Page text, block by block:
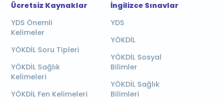
Ücretsiz Kaynaklar
YDS Önemli
Kelimeler
YÖKDİL Soru Tipleri
YÖKDİL Sağlık
Kelimeleri
YÖKDİL Fen Kelimeleri
İngilizce Sınavlar
YDS
YÖKDİL
YÖKDİL Sosyal
Bilimler
YÖKDİL Sağlık
Bilimleri